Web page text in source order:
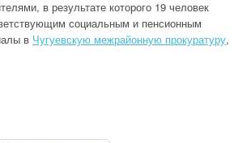
в результате которого 19 человек
социальным и пенсионным
в Чугуевскую межрайонную прокуратуру,